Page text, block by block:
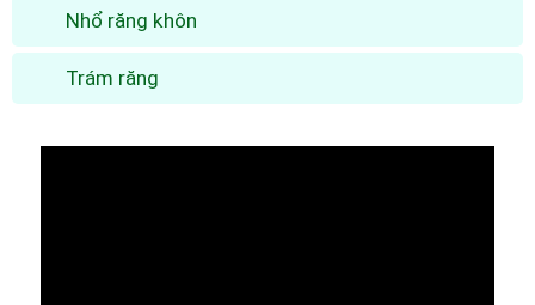
Nhổ răng khôn
Trám răng